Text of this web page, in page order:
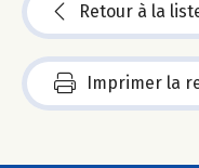
Retour à la
Imprimer la